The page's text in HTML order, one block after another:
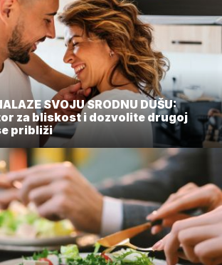
SVOJU SRODNU DUŠU:
za bliskost i dozvolite drugoj
približi